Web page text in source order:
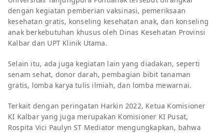
dengan kegiatan pemberian vaksinasi, pemeriksaan
kesehatan gratis, konseling kesehatan anak, dan konseling
anak berkebutuhan khusus oleh Dinas Kesehatan Provinsi
Kalbar dan UPT Klinik Utama.
Selain itu, ada juga kegiatan lain yang diadakan, seperti
senam sehat, donor darah, pembagian bibit tanaman
gratis, lomba karya tulis ilmiah, dan lomba mewarnai.
Terkait dengan peringatan Harkin 2022, Ketua Komisioner
KI Kalbar yang juga merupakan Komisioner KI Pusat,
Rospita Vici Paulyn ST Mediator mengungkapkan, bahwa